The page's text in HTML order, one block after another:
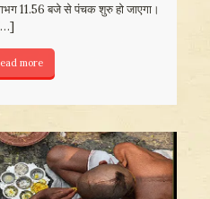
11.56 बजे से पंचक शुरु हो जाएगा।
more